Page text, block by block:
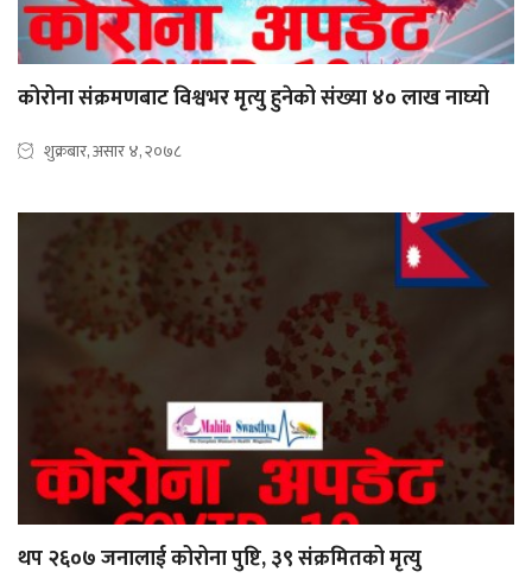
कोरोना संक्रमणबाट विश्वभर मृत्यु हुनेको संख्या ४० लाख नाघ्यो
शुक्रबार, असार ४, २०७८
थप २६०७ जनालाई कोरोना पुष्टि, ३९ संक्रमितको मृत्यु